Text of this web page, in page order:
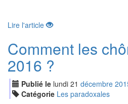
Lire l'article
Comment les
2016 ?
Publié le lundi 21 décembre
Catégorie Les paradoxales